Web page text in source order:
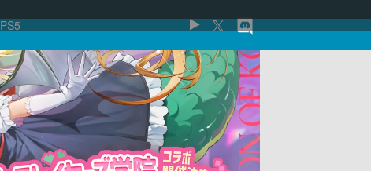
PS5